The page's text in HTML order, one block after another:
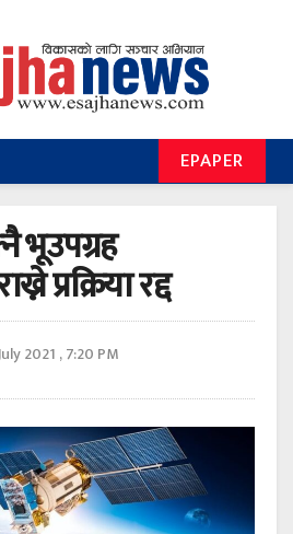
EPAPER
भूउपग्रह
प्रक्रिया रद्द
2021 , 7:20 PM